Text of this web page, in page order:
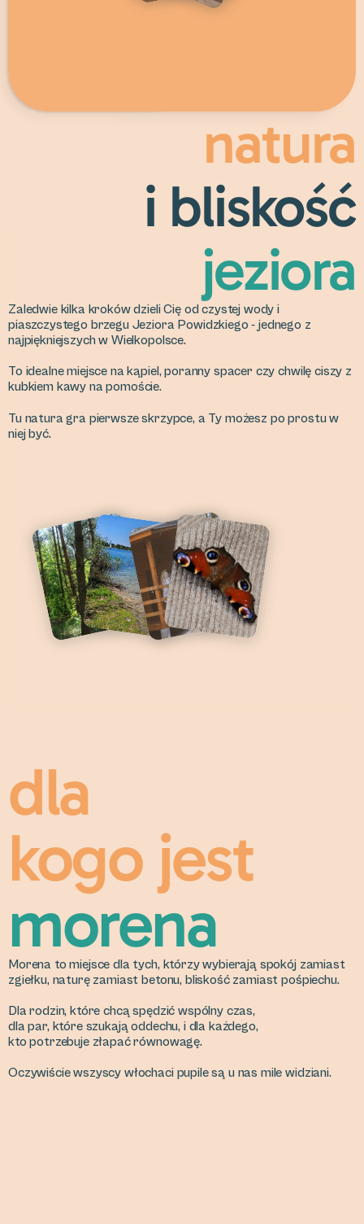
natura
i bliskość
jeziora
Zaledwie kilka kroków dzieli Cię od czystej wody i
piaszczystego brzegu Jeziora Powidzkiego - jednego z
najpiękniejszych w Wielkopolsce.
To idealne miejsce na kąpiel, poranny spacer czy chwilę ciszy z
kubkiem kawy na pomoście.
Tu natura gra pierwsze skrzypce, a Ty możesz po prostu w
niej być.
dla
kogo jest
morena
Morena to miejsce dla tych, którzy wybierają spokój zamiast
zgiełku, naturę zamiast betonu, bliskość zamiast pośpiechu.
Dla rodzin, które chcą spędzić wspólny czas,
dla par, które szukają oddechu, i dla każdego,
kto potrzebuje złapać równowagę.
Oczywiście wszyscy włochaci pupile są u nas mile widziani.